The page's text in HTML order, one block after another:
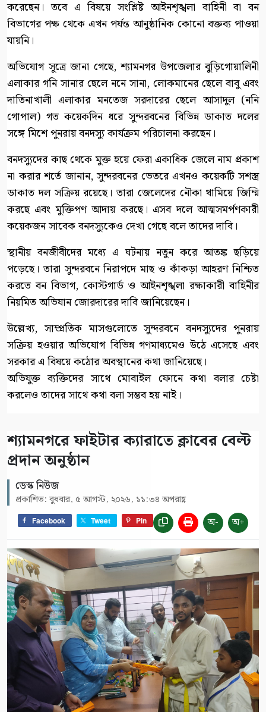
করেছেন। তবে এ বিষয়ে সংশ্লিষ্ট আইনশৃঙ্খলা বাহিনী বা বন
বিভাগের পক্ষ থেকে এখন পর্যন্ত আনুষ্ঠানিক কোনো বক্তব্য পাওয়া
যায়নি।
অভিযোগ সূত্রে জানা গেছে, শ্যামনগর উপজেলার বুড়িগোয়ালিনী
এলাকার গনি সানার ছেলে ননে সানা, লোকমানের ছেলে বাবু এবং
দাতিনাখালী এলাকার মনতেজ সরদারের ছেলে আসাদুল (ননি
গোপাল) গত কয়েকদিন ধরে সুন্দরবনের বিভিন্ন ডাকাত দলের
সঙ্গে মিশে পুনরায় বনদস্যু কার্যক্রম পরিচালনা করছেন।
বনদস্যুদের কাছ থেকে মুক্ত হয়ে ফেরা একাধিক জেলে নাম প্রকাশ
না করার শর্তে জানান, সুন্দরবনের ভেতরে এখনও কয়েকটি সশস্ত্র
ডাকাত দল সক্রিয় রয়েছে। তারা জেলেদের নৌকা থামিয়ে জিম্মি
করছে এবং মুক্তিপণ আদায় করছে। এসব দলে আত্মসমর্পণকারী
কয়েকজন সাবেক বনদস্যুকেও দেখা গেছে বলে তাদের দাবি।
স্থানীয় বনজীবীদের মধ্যে এ ঘটনায় নতুন করে আতঙ্ক ছড়িয়ে
পড়েছে। তারা সুন্দরবনে নিরাপদে মাছ ও কাঁকড়া আহরণ নিশ্চিত
করতে বন বিভাগ, কোস্টগার্ড ও আইনশৃঙ্খলা রক্ষাকারী বাহিনীর
নিয়মিত অভিযান জোরদারের দাবি জানিয়েছেন।
উল্লেখ্য, সাম্প্রতিক মাসগুলোতে সুন্দরবনে বনদস্যুদের পুনরায়
সক্রিয় হওয়ার অভিযোগ বিভিন্ন গণমাধ্যমেও উঠে এসেছে এবং
সরকার এ বিষয়ে কঠোর অবস্থানের কথা জানিয়েছে।
অভিযুক্ত ব্যক্তিদের সাথে মোবাইল ফোনে কথা বলার চেষ্টা
করলেও তাদের সাথে কথা বলা সম্ভব হয় নাই।
শ্যামনগরে ফাইটার ক্যারাতে ক্লাবের বেল্ট
প্রদান অনুষ্ঠান
ডেস্ক নিউজ
প্রকাশিত: বুধবার, ৫ আগস্ট, ২০২৬, ১১:৩৪ অপরাহ্ণ
Facebook Tweet Pin অ- অ+